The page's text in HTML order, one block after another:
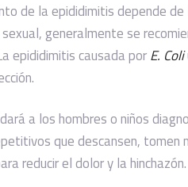
de la epididimitis depende
generalmente se
epididimitis causada porE. Coli
a los hombres o niños
que descansen,
reducir el dolor y la hinchazón.